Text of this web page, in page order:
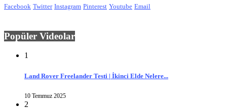
Facebook Twitter Instagram Pinterest Youtube Email
Popüler Videolar
1
Land Rover Freelander Testi | İkinci Elde Nelere...
10 Temmuz 2025
2